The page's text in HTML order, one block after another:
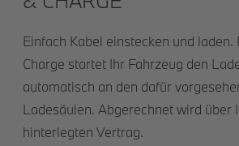
Einfach Kabel einstecken und laden.
Charge startet Ihr Fahrzeug den
automatisch an den dafür
Ladesäulen. Abgerechnet wird über
hinterlegten Vertrag.